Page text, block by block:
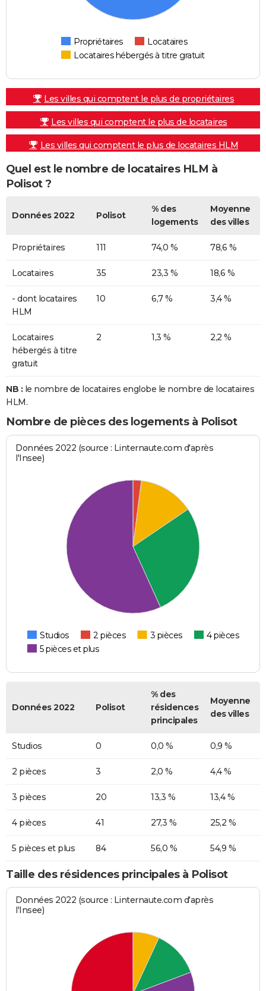
Propriétaires
Locataires
Locataires hébergés à titre gratuit
Les villes qui comptent le plus de propriétaires
Les villes qui comptent le plus de locataires
Les villes qui comptent le plus de locataires HLM
Quel est le nombre de locataires HLM à
Polisot ?
Données 2022 Polisot
% des
logements
Moyenne
des villes
Propriétaires 111 74,0 % 78,6 %
Locataires 35 23,3 % 18,6 %
- dont locataires
HLM
10 6,7 % 3,4 %
Locataires
hébergés à titre
gratuit
2 1,3 % 2,2 %
NB : le nombre de locataires englobe le nombre de locataires
HLM.
Nombre de pièces des logements à Polisot
Données 2022 (source : Linternaute.com d'après
l'Insee)
Studios 2 pièces 3 pièces
4 pièces
5 pièces et plus
Données 2022 Polisot
% des
résidences
principales
Moyenne
des villes
Studios 0 0,0 % 0,9 %
2 pièces 3 2,0 % 4,4 %
3 pièces 20 13,3 % 13,4 %
4 pièces 41 27,3 % 25,2 %
5 pièces et plus 84 56,0 % 54,9 %
Taille des résidences principales à Polisot
Données 2022 (source : Linternaute.com d'après
l'Insee)